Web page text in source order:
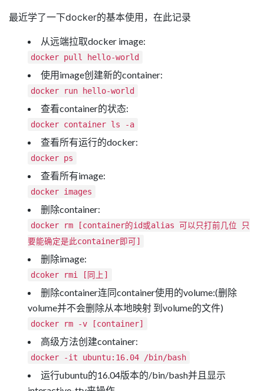
最近学了一下docker的基本使用，在此记录
从远端拉取docker image:
docker pull hello-world
使用image创建新的container:
docker run hello-world
查看container的状态:
docker container ls -a
查看所有运行的docker:
docker ps
查看所有image:
docker images
删除container:
docker rm [container的id或alias 可以只打前几位 只
要能确定是此container即可]
删除image:
dcoker rmi [同上]
删除container连同container使用的volume:(删除
volume并不会删除从本地映射 到volume的文件)
docker rm -v [container]
高级方法创建container:
docker -it ubuntu:16.04 /bin/bash
运行ubuntu的16.04版本的/bin/bash并且显示